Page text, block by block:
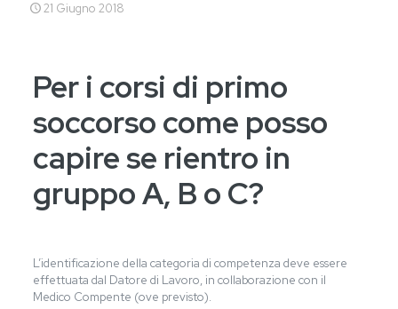
21 Giugno 2018
Per i corsi di primo
soccorso come posso
capire se rientro in
gruppo A, B o C?
L’identificazione della categoria di competenza deve essere
effettuata dal Datore di Lavoro, in collaborazione con il
Medico Compente (ove previsto).